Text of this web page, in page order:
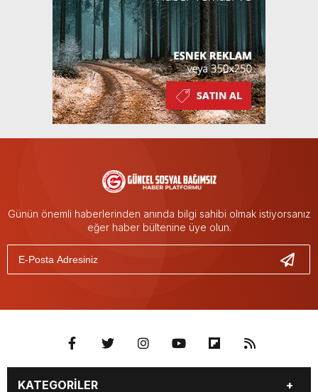
Günün önemli haberlerinden anında bilgi sahibi olmak istiyorsanız
eğer haber bültenine üye olun.
KATEGORİLER